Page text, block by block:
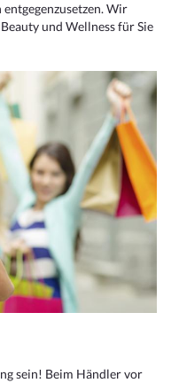
Wir
und Wellness für Sie
sein! Beim Händler vor